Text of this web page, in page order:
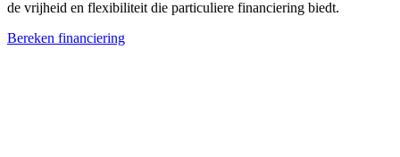
de vrijheid en flexibiliteit die particuliere financiering biedt.
Bereken financiering